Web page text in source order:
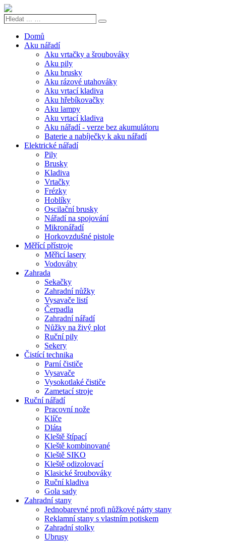
Hledat
Search
Domů
Aku nářadí
Aku vrtačky a šroubováky
Aku pily
Aku brusky
Aku rázové utahováky
Aku vrtací kladiva
Aku hřebíkovačky
Aku lampy
Aku vrtací kladiva
Aku nářadí - verze bez akumulátoru
Baterie a nabíječky k aku nářadí
Elektrické nářadí
Pily
Brusky
Kladiva
Vrtačky
Frézky
Hoblíky
Oscilační brusky
Nářadí na spojování
Mikronářadí
Horkovzdušné pistole
Měřící přístroje
Měřicí lasery
Vodováhy
Zahrada
Sekačky
Zahradní nůžky
Vysavače listí
Čerpadla
Zahradní nářadí
Nůžky na živý plot
Ruční pily
Sekery
Čistící technika
Parní čističe
Vysavače
Vysokotlaké čističe
Zametací stroje
Ruční nářadí
Pracovní nože
Klíče
Dláta
Kleště štípací
Kleště kombinované
Kleště SIKO
Kleště odizolovací
Klasické šroubováky
Ruční kladiva
Gola sady
Zahradní stany
Jednobarevné profi nůžkové párty stany
Reklamní stany s vlastním potiskem
Zahradní stolky
Ubrusy